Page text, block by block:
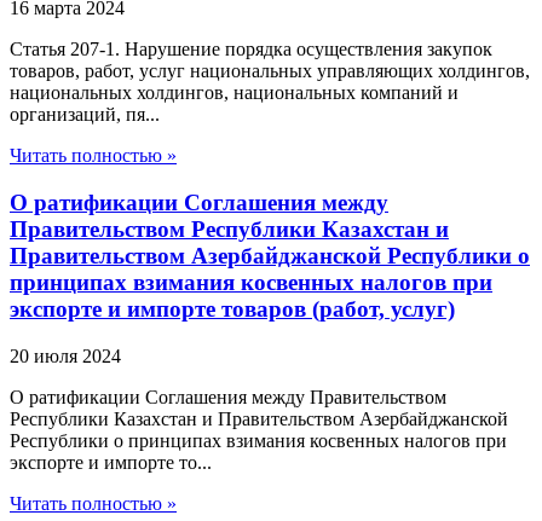
16 марта 2024
Статья 207-1. Нарушение порядка осуществления закупок
товаров, работ, услуг национальных управляющих холдингов,
национальных холдингов, национальных компаний и
организаций, пя...
Читать полностью »
О ратификации Соглашения между
Правительством Республики Казахстан и
Правительством Азербайджанской Республики о
принципах взимания косвенных налогов при
экспорте и импорте товаров (работ, услуг)
20 июля 2024
О ратификации Соглашения между Правительством
Республики Казахстан и Правительством Азербайджанской
Республики о принципах взимания косвенных налогов при
экспорте и импорте то...
Читать полностью »